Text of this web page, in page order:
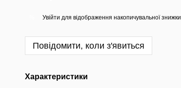
Увійти для відображення накопичувальної знижки
Повідомити, коли з'явиться
Характеристики